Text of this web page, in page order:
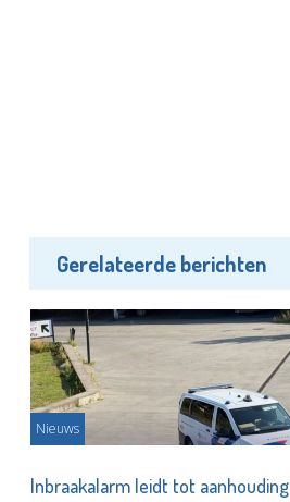
Gerelateerde berichten
Nieuws
Inbraakalarm leidt tot aanhouding